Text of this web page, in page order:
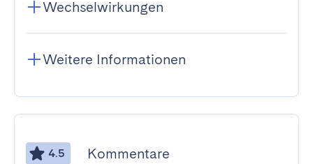
Wechselwirkungen
Weitere Informationen
4.5 Kommentare